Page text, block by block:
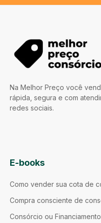
Na Melhor Preço você
rápida, segura e com
redes sociais.
E-books
Como vender sua cota de
Compra consciente de
Consórcio ou